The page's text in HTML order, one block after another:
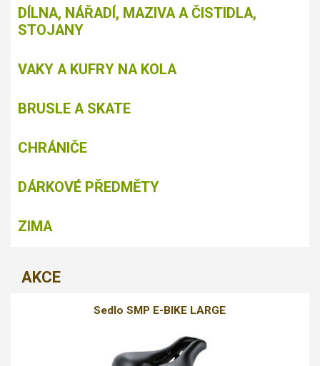
DÍLNA, NÁŘADÍ, MAZIVA A ČISTIDLA,
STOJANY
VAKY A KUFRY NA KOLA
BRUSLE A SKATE
CHRÁNIČE
DÁRKOVÉ PŘEDMĚTY
ZIMA
AKCE
Sedlo SMP E-BIKE LARGE